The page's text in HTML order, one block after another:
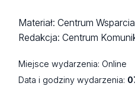
Materiał: Centrum
Redakcja: Centrum
Miejsce wydarzenia: Online
Data i godziny wydarzenia: